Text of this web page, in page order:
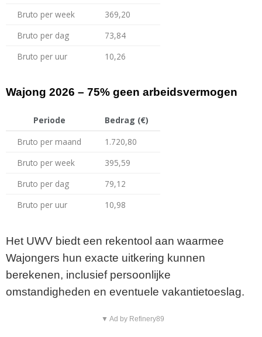
Bruto per week
369,20
Bruto per dag
73,84
Bruto per uur
10,26
Wajong 2026 – 75% geen arbeidsvermogen
Periode
Bedrag (€)
Bruto per maand
1.720,80
Bruto per week
395,59
Bruto per dag
79,12
Bruto per uur
10,98
Het UWV biedt een rekentool aan waarmee
Wajongers hun exacte uitkering kunnen
berekenen, inclusief persoonlijke
omstandigheden en eventuele vakantietoeslag.
▼ Ad by Refinery89